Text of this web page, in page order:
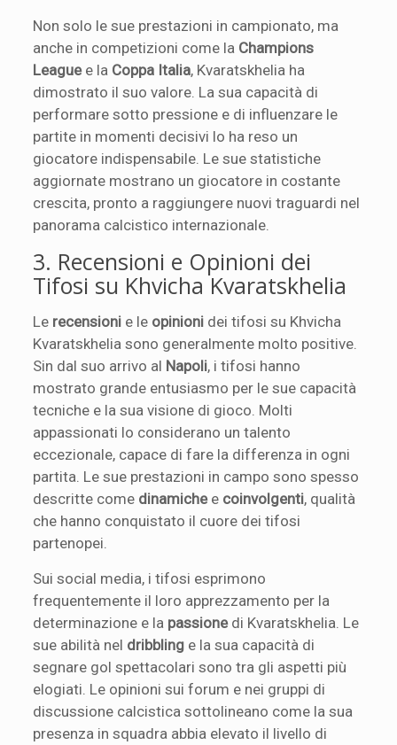
Non solo le sue prestazioni in campionato, ma
anche in competizioni come la Champions
Leaguee la Coppa Italia, Kvaratskhelia ha
dimostrato il suo valore. La sua capacità di
performare sotto pressione e di influenzare le
partite in momenti decisivi lo ha reso un
giocatore indispensabile. Le sue statistiche
aggiornate mostrano un giocatore in costante
crescita, pronto a raggiungere nuovi traguardi nel
panorama calcistico internazionale.
3. Recensioni e Opinioni dei
Tifosi su Khvicha Kvaratskhelia
Le recensioni e le opinioni dei tifosi su Khvicha
Kvaratskhelia sono generalmente molto positive.
Sin dal suo arrivo al Napoli, i tifosi hanno
mostrato grande entusiasmo per le sue capacità
tecniche e la sua visione di gioco. Molti
appassionati lo considerano un talento
eccezionale, capace di fare la differenza in ogni
partita. Le sue prestazioni in campo sono spesso
descritte come dinamichee coinvolgenti, qualità
che hanno conquistato il cuore dei tifosi
partenopei.
Sui social media, i tifosi esprimono
frequentemente il loro apprezzamento per la
determinazione e la passionedi Kvaratskhelia. Le
sue abilità nel dribbling e la sua capacità di
segnare gol spettacolari sono tra gli aspetti più
elogiati. Le opinioni sui forum e nei gruppi di
discussione calcistica sottolineano come la sua
presenza in squadra abbia elevato il livello di